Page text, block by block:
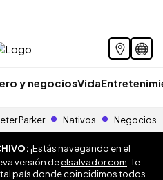
y negociosVida
Parker Nativos Negocios
¡Estás navegando en el
versión deelsalvador.com . Te
país donde coincidimos todos.